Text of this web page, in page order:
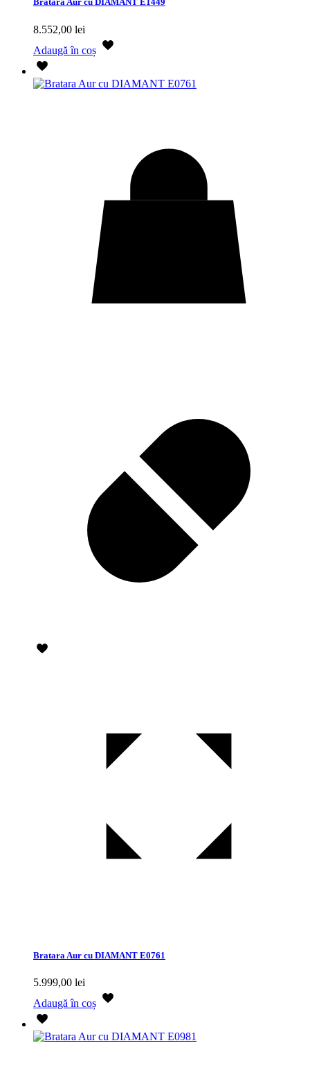
8.552,00 lei
Adaugă în coș
Bratara Aur cu DIAMANT E0761
5.999,00 lei
Adaugă în coș